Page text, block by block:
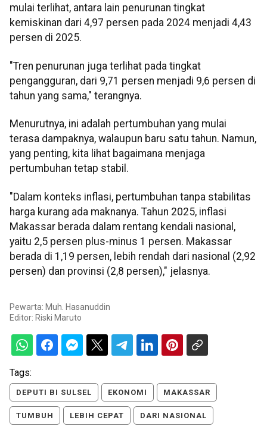
mulai terlihat, antara lain penurunan tingkat
kemiskinan dari 4,97 persen pada 2024 menjadi 4,43
persen di 2025.
"Tren penurunan juga terlihat pada tingkat
pengangguran, dari 9,71 persen menjadi 9,6 persen di
tahun yang sama," terangnya.
Menurutnya, ini adalah pertumbuhan yang mulai
terasa dampaknya, walaupun baru satu tahun. Namun,
yang penting, kita lihat bagaimana menjaga
pertumbuhan tetap stabil.
"Dalam konteks inflasi, pertumbuhan tanpa stabilitas
harga kurang ada maknanya. Tahun 2025, inflasi
Makassar berada dalam rentang kendali nasional,
yaitu 2,5 persen plus-minus 1 persen. Makassar
berada di 1,19 persen, lebih rendah dari nasional (2,92
persen) dan provinsi (2,8 persen)," jelasnya.
Pewarta: Muh. Hasanuddin
Editor: Riski Maruto
Tags:
DEPUTI BI SULSEL EKONOMI MAKASSAR
TUMBUH LEBIH CEPAT DARI NASIONAL